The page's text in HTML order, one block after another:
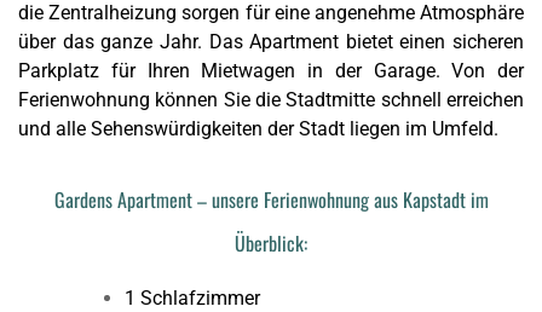
die Zentralheizung sorgen für eine angenehme Atmosphäre
über das ganze Jahr. Das Apartment bietet einen sicheren
Parkplatz für Ihren Mietwagen in der Garage. Von der
Ferienwohnung können Sie die Stadtmitte schnell erreichen
und alle Sehenswürdigkeiten der Stadt liegen im Umfeld.
Gardens Apartment – unsere Ferienwohnung aus Kapstadt im
Überblick:
1 Schlafzimmer